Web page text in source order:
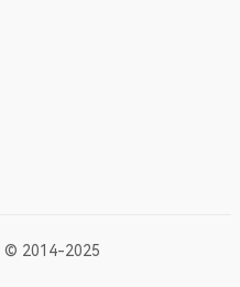
© 2014-2025